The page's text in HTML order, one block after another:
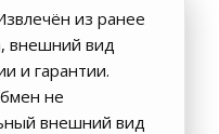
из ранее
внешний вид
и гарантии.
не
внешний вид